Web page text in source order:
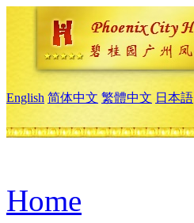
English 简体中文 繁體中文 日本語
Home